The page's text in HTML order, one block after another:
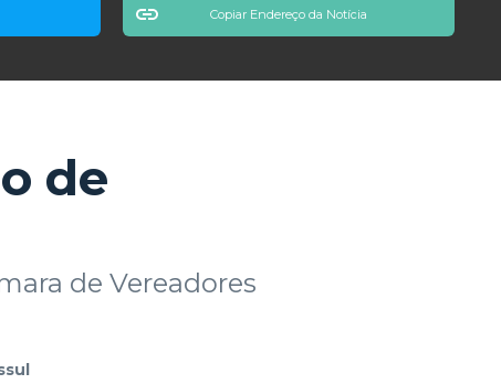
Copiar Endereço da Notícia
de
de Vereadores